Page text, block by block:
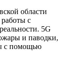
области
с
5G
и паводки,
с помощью